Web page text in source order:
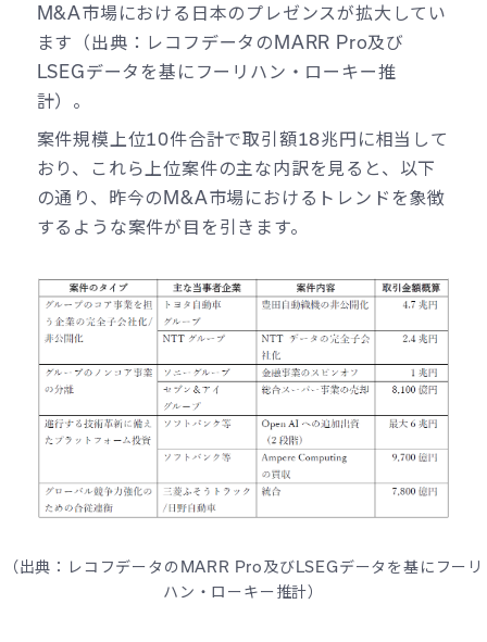
M&A市場における日本のプレゼンスが拡大してい
ます（出典：レコフデータのMARR Pro及び
LSEGデータを基にフーリハン・ローキー推
計）。
案件規模上位10件合計で取引額18兆円に相当して
おり、これら上位案件の主な内訳を見ると、以下
の通り、昨今のM&A市場におけるトレンドを象徴
するような案件が目を引きます。
（出典：レコフデータのMARR Pro及びLSEGデータを基にフーリ
ハン・ローキー推計）